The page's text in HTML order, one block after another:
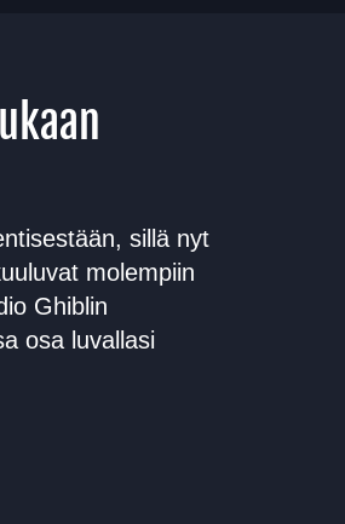
sillä nyt
molempiin
Ghiblin
osa luvallasi